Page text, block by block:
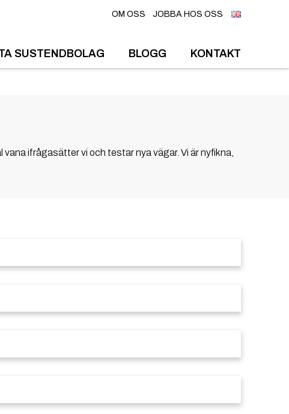
OM OSS JOBBA HOS OSS
SUSTENDBOLAG BLOGG KONTAKT
ifrågasätter vi och testar nya vägar. Vi är nyfikna,